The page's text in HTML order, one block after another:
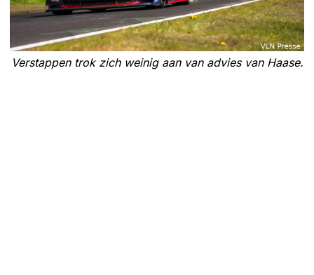
Verstappen trok zich weinig aan van advies van Haase.